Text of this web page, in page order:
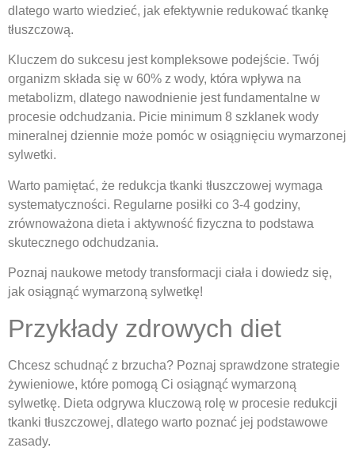
dlatego warto wiedzieć, jak efektywnie redukować tkankę
tłuszczową.
Kluczem do sukcesu jest kompleksowe podejście. Twój
organizm składa się w 60% z wody, która wpływa na
metabolizm, dlatego nawodnienie jest fundamentalne w
procesie odchudzania. Picie minimum 8 szklanek wody
mineralnej dziennie może pomóc w osiągnięciu wymarzonej
sylwetki.
Warto pamiętać, że redukcja tkanki tłuszczowej wymaga
systematyczności. Regularne posiłki co 3-4 godziny,
zrównoważona dieta i aktywność fizyczna to podstawa
skutecznego odchudzania.
Poznaj naukowe metody transformacji ciała i dowiedz się,
jak osiągnąć wymarzoną sylwetkę!
Przykłady zdrowych diet
Chcesz schudnąć z brzucha? Poznaj sprawdzone strategie
żywieniowe, które pomogą Ci osiągnąć wymarzoną
sylwetkę. Dieta odgrywa kluczową rolę w procesie redukcji
tkanki tłuszczowej, dlatego warto poznać jej podstawowe
zasady.